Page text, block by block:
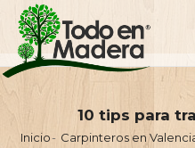
10 tips para
Inicio Carpinteros en